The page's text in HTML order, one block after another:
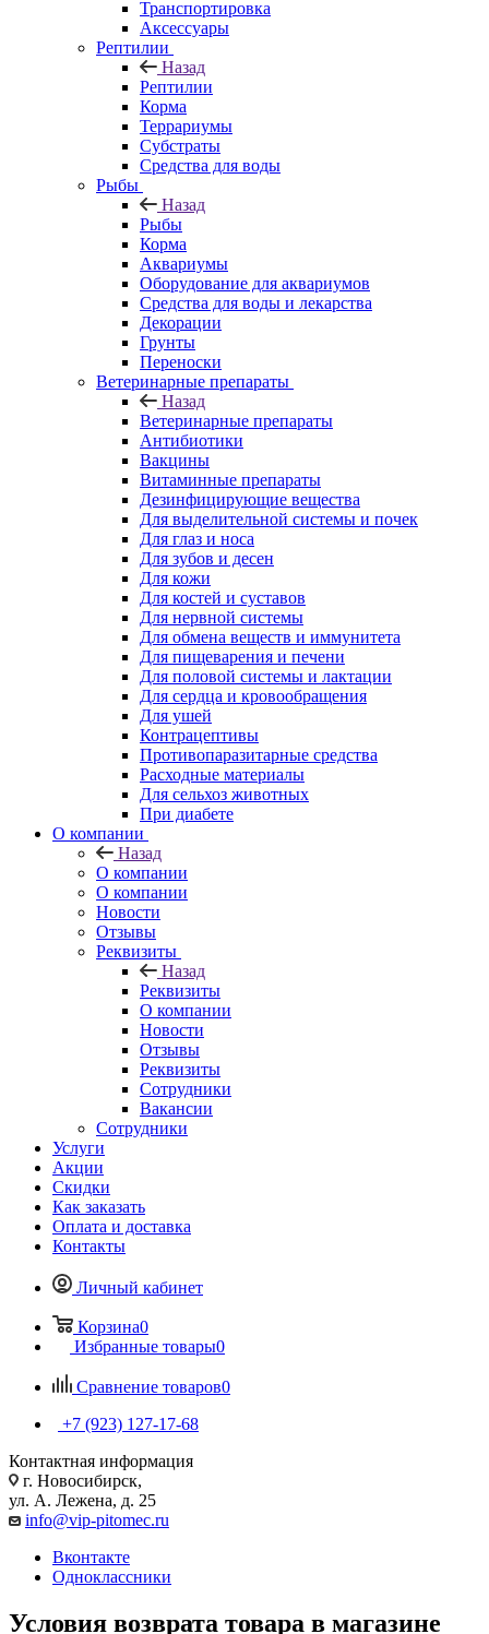
Транспортировка
Аксессуары
Рептилии
Назад
Рептилии
Корма
Террариумы
Субстраты
Средства для воды
Рыбы
Назад
Рыбы
Корма
Аквариумы
Оборудование для аквариумов
Средства для воды и лекарства
Декорации
Грунты
Переноски
Ветеринарные препараты
Назад
Ветеринарные препараты
Антибиотики
Вакцины
Витаминные препараты
Дезинфицирующие вещества
Для выделительной системы и почек
Для глаз и носа
Для зубов и десен
Для кожи
Для костей и суставов
Для нервной системы
Для обмена веществ и иммунитета
Для пищеварения и печени
Для половой системы и лактации
Для сердца и кровообращения
Для ушей
Контрацептивы
Противопаразитарные средства
Расходные материалы
Для сельхоз животных
При диабете
О компании
Назад
О компании
О компании
Новости
Отзывы
Реквизиты
Назад
Реквизиты
О компании
Новости
Отзывы
Реквизиты
Сотрудники
Вакансии
Сотрудники
Услуги
Акции
Скидки
Как заказать
Оплата и доставка
Контакты
Личный кабинет
Корзина0
Избранные товары0
Сравнение товаров0
+7 (923) 127-17-68
Контактная информация
г. Новосибирск,
ул. А. Лежена, д. 25
info@vip-pitomec.ru
Вконтакте
Одноклассники
Условия возврата товара в магазине